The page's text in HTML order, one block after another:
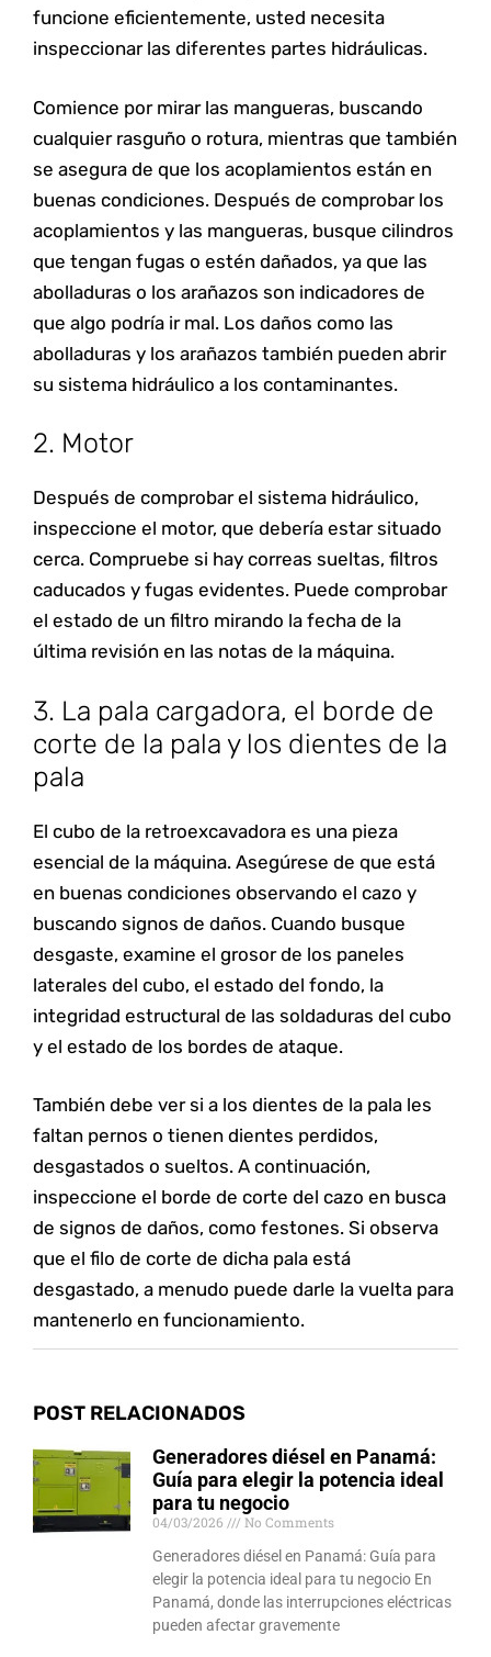
funcione eficientemente, usted necesita
inspeccionar las diferentes partes hidráulicas.
Comience por mirar las mangueras, buscando
cualquier rasguño o rotura, mientras que también
se asegura de que los acoplamientos están en
buenas condiciones. Después de comprobar los
acoplamientos y las mangueras, busque cilindros
que tengan fugas o estén dañados, ya que las
abolladuras o los arañazos son indicadores de
que algo podría ir mal. Los daños como las
abolladuras y los arañazos también pueden abrir
su sistema hidráulico a los contaminantes.
2. Motor
Después de comprobar el sistema hidráulico,
inspeccione el motor, que debería estar situado
cerca. Compruebe si hay correas sueltas, filtros
caducados y fugas evidentes. Puede comprobar
el estado de un filtro mirando la fecha de la
última revisión en las notas de la máquina.
3. La pala cargadora, el borde de
corte de la pala y los dientes de la
pala
El cubo de la retroexcavadora es una pieza
esencial de la máquina. Asegúrese de que está
en buenas condiciones observando el cazo y
buscando signos de daños. Cuando busque
desgaste, examine el grosor de los paneles
laterales del cubo, el estado del fondo, la
integridad estructural de las soldaduras del cubo
y el estado de los bordes de ataque.
También debe ver si a los dientes de la pala les
faltan pernos o tienen dientes perdidos,
desgastados o sueltos. A continuación,
inspeccione el borde de corte del cazo en busca
de signos de daños, como festones. Si observa
que el filo de corte de dicha pala está
desgastado, a menudo puede darle la vuelta para
mantenerlo en funcionamiento.
POST RELACIONADOS
Generadores diésel en Panamá:
Guía para elegir la potencia ideal
para tu negocio
04/03/2026
No Comments
Generadores diésel en Panamá: Guía para
elegir la potencia ideal para tu negocio En
Panamá, donde las interrupciones eléctricas
pueden afectar gravemente